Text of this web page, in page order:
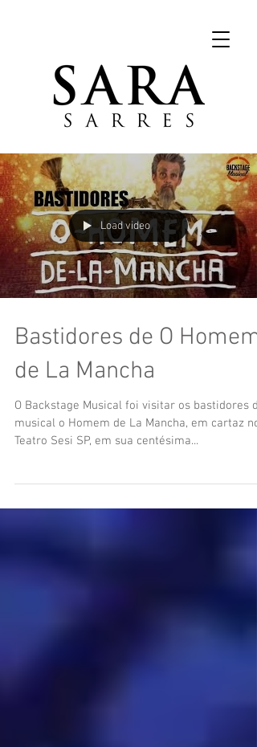
Load video
Bastidores de O Homem
de La Mancha
O Backstage Musical foi visitar os bastidores do
musical o Homem de La Mancha, em cartaz no
Teatro Sesi SP, em sua centésima...